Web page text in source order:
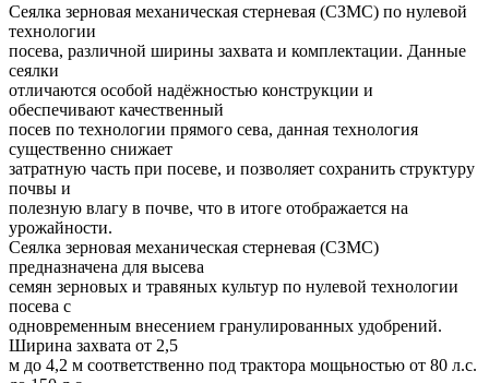
Сеялка зерновая механическая стерневая (СЗМС) по нулевой
технологии
посева, различной ширины захвата и комплектации. Данные
сеялки
отличаются особой надёжностью конструкции и
обеспечивают качественный
посев по технологии прямого сева, данная технология
существенно снижает
затратную часть при посеве, и позволяет сохранить структуру
почвы и
полезную влагу в почве, что в итоге отображается на
урожайности.
Сеялка зерновая механическая стерневая (СЗМС)
предназначена для высева
семян зерновых и травяных культур по нулевой технологии
посева с
одновременным внесением гранулированных удобрений.
Ширина захвата от 2,5
м до 4,2 м соответственно под трактора мощьностью от 80 л.с.